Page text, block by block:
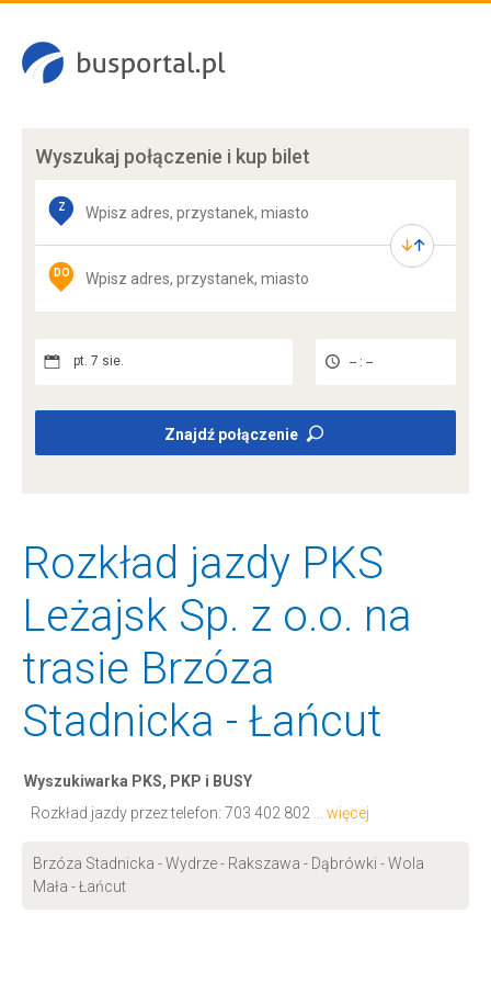
Wyszukaj połączenie i kup bilet
Z
DO
pt. 7 sie. -- : --
Znajdź połączenie
Rozkład jazdy PKS
Leżajsk Sp. z o.o. na
trasie Brzóza
Stadnicka - Łańcut
Wyszukiwarka PKS, PKP i BUSY
Rozkład jazdy przez telefon: 703 402 802 ... więcej
Brzóza Stadnicka - Wydrze - Rakszawa - Dąbrówki - Wola
Mała - Łańcut